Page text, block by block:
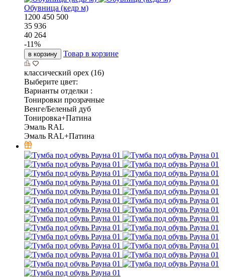
Обувница (кедр м)
1200 450 500
35 936
40 264
-11%
в корзину Товар в корзине
классический орех (16)
Выберите цвет:
Варианты отделки :
Тонировки прозрачные
Венге/Беленый дуб
Тонировка+Патина
Эмаль RAL
Эмаль RAL+Патина